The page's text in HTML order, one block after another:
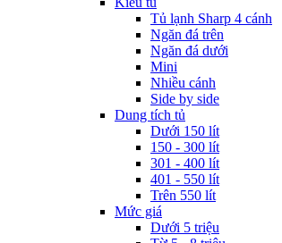
Tủ lạnh Sharp 4 cánh
Ngăn đá trên
Ngăn đá dưới
Mini
Nhiều cánh
Side by side
Dung tích tủ
Dưới 150 lít
150 - 300 lít
301 - 400 lít
401 - 550 lít
Trên 550 lít
Mức giá
Dưới 5 triệu